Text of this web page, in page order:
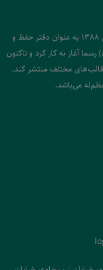
موسسه پژوهشی فرهنگی مصابیح الهدی از سال 1388 به عنوان دفتر حفظ و
آغاز به کار کرد و تاکنون
مختلف منتشر کند.
می‌باشد.